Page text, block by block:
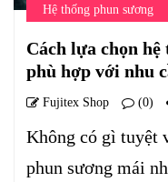
Hệ thống phun sương
Cách lựa chọn
phù hợp với nhu
Fujitex Shop (0)
Không có gì tuyệt
phun sương mái